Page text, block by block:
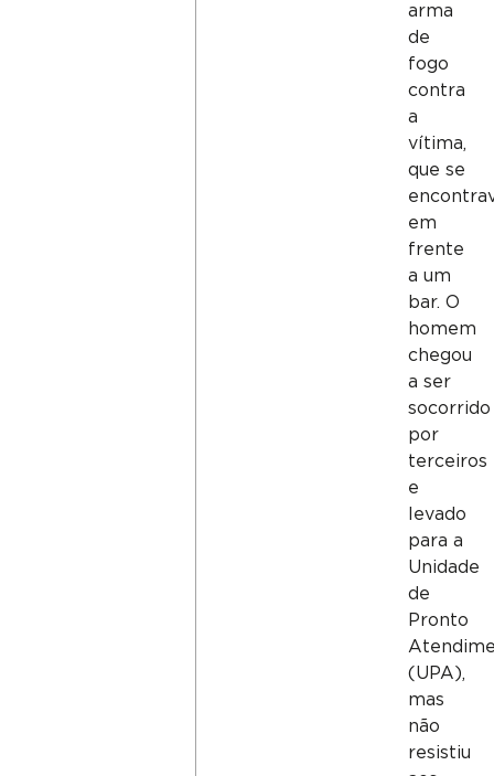
arma
de
fogo
contra
a
vítima,
que se
em
frente
a um
bar. O
homem
chegou
a ser
socorrido
por
terceiros
e
levado
para a
Unidade
de
Pronto
(UPA),
mas
não
resistiu